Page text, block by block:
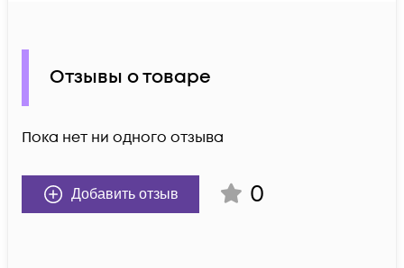
Отзывы о товаре
Пока нет ни одного отзыва
Добавить отзыв 0